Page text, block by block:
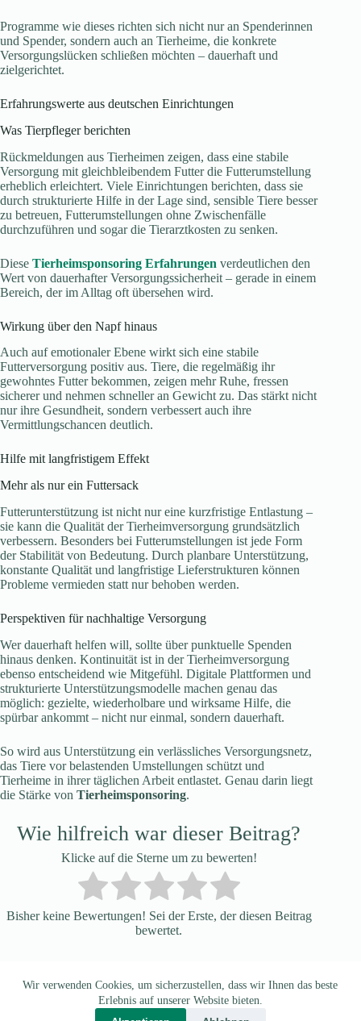
Wir verwenden Cookies, um sicherzustellen, dass wir Ihnen das beste
Erlebnis auf unserer Website bieten.
Programme wie dieses richten sich nicht nur an Spenderinnen
und Spender, sondern auch an Tierheime, die konkrete
Versorgungslücken schließen möchten – dauerhaft und
zielgerichtet.
Erfahrungswerte aus deutschen Einrichtungen
Was Tierpfleger berichten
Rückmeldungen aus Tierheimen zeigen, dass eine stabile
Versorgung mit gleichbleibendem Futter die Futterumstellung
erheblich erleichtert. Viele Einrichtungen berichten, dass sie
durch strukturierte Hilfe in der Lage sind, sensible Tiere besser
zu betreuen, Futterumstellungen ohne Zwischenfälle
durchzuführen und sogar die Tierarztkosten zu senken.
Diese Tierheimsponsoring Erfahrungen verdeutlichen den
Wert von dauerhafter Versorgungssicherheit – gerade in einem
Bereich, der im Alltag oft übersehen wird.
Wirkung über den Napf hinaus
Auch auf emotionaler Ebene wirkt sich eine stabile
Futterversorgung positiv aus. Tiere, die regelmäßig ihr
gewohntes Futter bekommen, zeigen mehr Ruhe, fressen
sicherer und nehmen schneller an Gewicht zu. Das stärkt nicht
nur ihre Gesundheit, sondern verbessert auch ihre
Vermittlungschancen deutlich.
Hilfe mit langfristigem Effekt
Mehr als nur ein Futtersack
Futterunterstützung ist nicht nur eine kurzfristige Entlastung –
sie kann die Qualität der Tierheimversorgung grundsätzlich
verbessern. Besonders bei Futterumstellungen ist jede Form
der Stabilität von Bedeutung. Durch planbare Unterstützung,
konstante Qualität und langfristige Lieferstrukturen können
Probleme vermieden statt nur behoben werden.
Perspektiven für nachhaltige Versorgung
Wer dauerhaft helfen will, sollte über punktuelle Spenden
hinaus denken. Kontinuität ist in der Tierheimversorgung
ebenso entscheidend wie Mitgefühl. Digitale Plattformen und
strukturierte Unterstützungsmodelle machen genau das
möglich: gezielte, wiederholbare und wirksame Hilfe, die
spürbar ankommt – nicht nur einmal, sondern dauerhaft.
So wird aus Unterstützung ein verlässliches Versorgungsnetz,
das Tiere vor belastenden Umstellungen schützt und
Tierheime in ihrer täglichen Arbeit entlastet. Genau darin liegt
die Stärke von Tierheimsponsoring.
Wie hilfreich war dieser Beitrag?
Klicke auf die Sterne um zu bewerten!
Bisher keine Bewertungen! Sei der Erste, der diesen Beitrag
bewertet.
Datenschutz © Impressum